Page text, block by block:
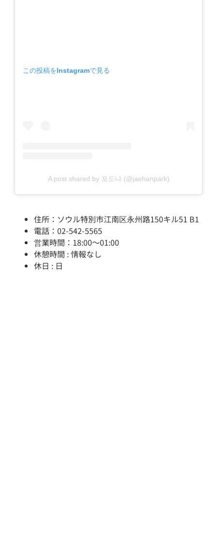
この投稿をInstagramで見る
A post shared by 포도냐 (@jaehanpark)
住所：ソウル特別市江南区永州路150キル51 B1
電話：02-542-5565
営業時間：18:00～01:00
休憩時間 : 情報なし
休日 : 日